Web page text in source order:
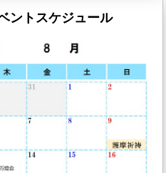
ントスケジュール